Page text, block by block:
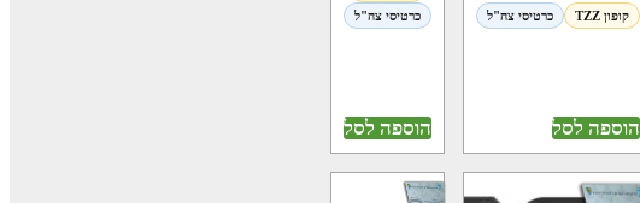
קופון TZZ כרטיסי צה"ל
הוספה לסל
כרטיסי צה"ל
הוספה לסל